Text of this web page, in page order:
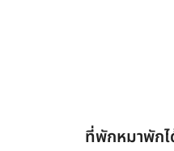
ที่พักหมาพัก